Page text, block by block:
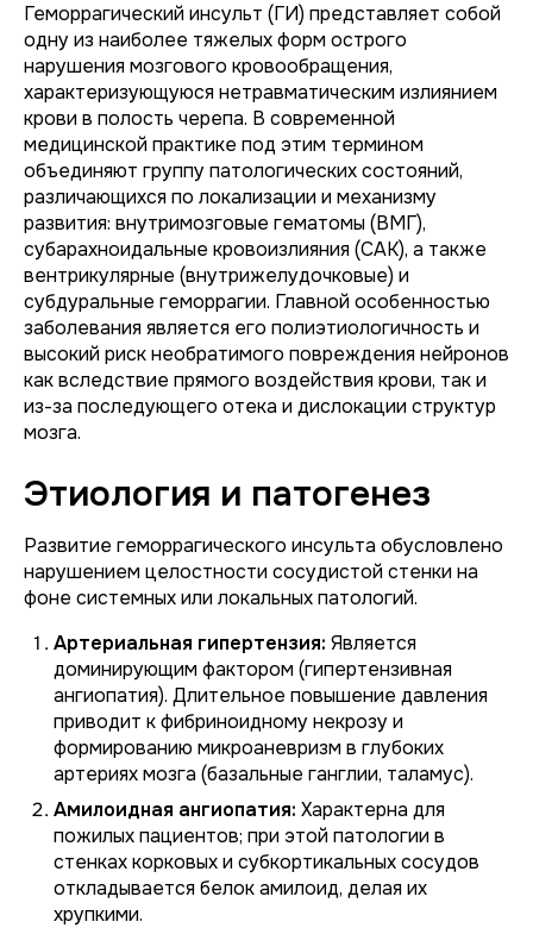
Геморрагический инсульт (ГИ) представляет собой
одну из наиболее тяжелых форм острого
нарушения мозгового кровообращения,
характеризующуюся нетравматическим излиянием
крови в полость черепа. В современной
медицинской практике под этим термином
объединяют группу патологических состояний,
различающихся по локализации и механизму
развития: внутримозговые гематомы (ВМГ),
субарахноидальные кровоизлияния (САК), а также
вентрикулярные (внутрижелудочковые) и
субдуральные геморрагии. Главной особенностью
заболевания является его полиэтиологичность и
высокий риск необратимого повреждения нейронов
как вследствие прямого воздействия крови, так и
из-за последующего отека и дислокации структур
мозга.
Этиология и патогенез
Развитие геморрагического инсульта обусловлено
нарушением целостности сосудистой стенки на
фоне системных или локальных патологий.
Артериальная гипертензия: Является
доминирующим фактором (гипертензивная
ангиопатия). Длительное повышение давления
приводит к фибриноидному некрозу и
формированию микроаневризм в глубоких
артериях мозга (базальные ганглии, таламус).
Амилоидная ангиопатия: Характерна для
пожилых пациентов; при этой патологии в
стенках корковых и субкортикальных сосудов
откладывается белок амилоид, делая их
хрупкими.